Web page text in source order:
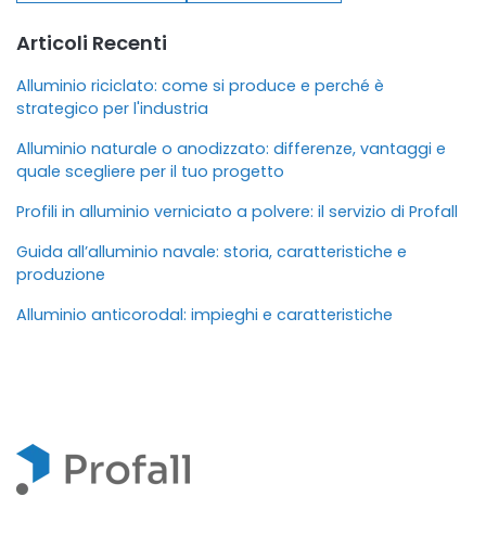
Articoli Recenti
Alluminio riciclato: come si produce e perché è
strategico per l'industria
Alluminio naturale o anodizzato: differenze, vantaggi e
quale scegliere per il tuo progetto
Profili in alluminio verniciato a polvere: il servizio di Profall
Guida all’alluminio navale: storia, caratteristiche e
produzione
Alluminio anticorodal: impieghi e caratteristiche